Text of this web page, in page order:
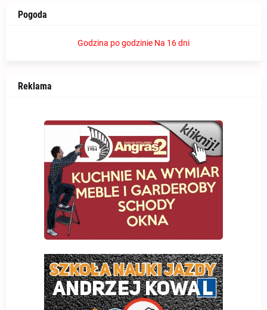
Pogoda
Godzina po godzinie Na 16 dni
Reklama